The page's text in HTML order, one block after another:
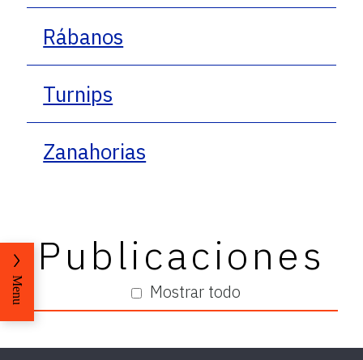
Rábanos
Turnips
Zanahorias
Mostrar todo
Publicaciones
Menu